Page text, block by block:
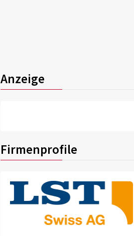
Anzeige
Firmenprofile